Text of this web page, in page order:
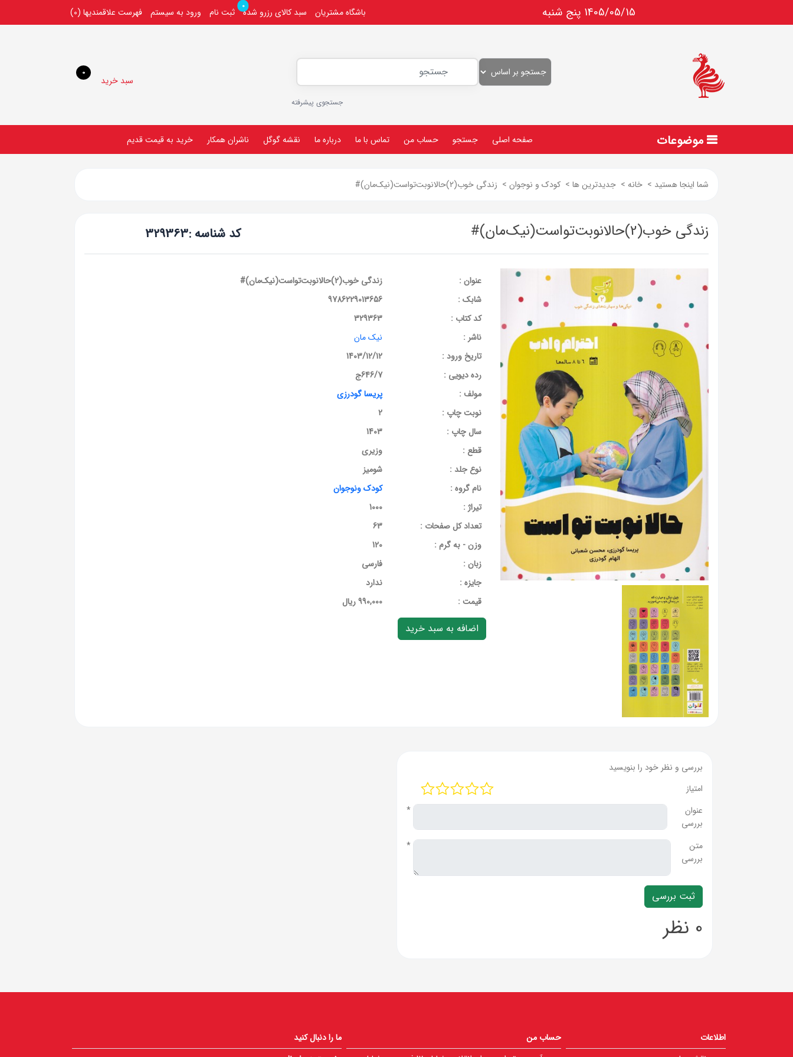
1405/05/15 پنج شنبه باشگاه مشتریان سبد کالای رزرو شده
0
ثبت نام ورود به سیستم فهرست علاقمندیها (0)
جستجوی پیشرفته
سبد خرید
0
موضوعات صفحه اصلی جستجو حساب من تماس با ما درباره ما نقشه گوگل ناشران همکار خريد به قيمت قديم
شما اینجا هستید > خانه > جدیدترین ها > کودک و نوجوان > زندگی خوب(2)حالانوبت‌تو‌است(نیک‌مان)#
زندگی خوب(2)حالانوبت‌تو‌است(نیک‌مان)# کد شناسه :329363
عنوان :
زندگی خوب(2)حالانوبت‌تو‌است(نیک‌مان)#
شابک :
9786229013656
کد کتاب :
329363
ناشر :
نیک مان
تاریخ ورود :
1403/12/12
رده دیویی :
646/7ج
مولف :
پریسا گودرزی
نوبت چاپ :
2
سال چاپ :
1403
قطع :
وزیری
نوع جلد :
شومیز
نام گروه :
کودک ونوجوان
تیراژ :
1000
تعداد کل صفحات :
63
وزن - به گرم :
120
زبان :
فارسی
جایزه :
ندارد
قيمت :
990,000 ریال
بررسی و نظر خود را بنویسید
امتیاز
عنوان
بررسی
*
متن
بررسی
*
0 نظر
اطلاعات
حساب من
ما را دنبال کنید